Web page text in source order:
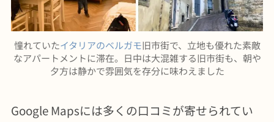
憧れていたイタリアのベルガモ旧市街で、立地も優れた素敵
なアパートメントに滞在。日中は大混雑する旧市街も、朝や
夕方は静かで雰囲気を存分に味わえました
Google Mapsには多くの口コミが寄せられてい